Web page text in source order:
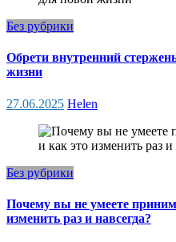
Без рубрики
Обрети внутренний
жизни
27.06.2025 Helen
Без рубрики
Почему вы не умеете
изменить раз и навсегда?